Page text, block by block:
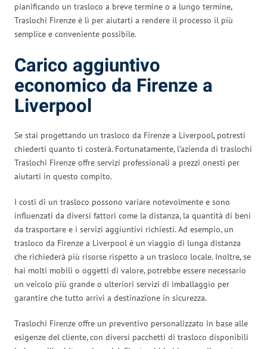
pianificando un trasloco a breve termine o a lungo termine,
Traslochi Firenze è lì per aiutarti a rendere il processo il più
semplice e conveniente possibile.
Carico aggiuntivo
economico da Firenze a
Liverpool
Se stai progettando un trasloco da Firenze a Liverpool, potresti
chiederti quanto ti costerà. Fortunatamente, l’azienda di traslochi
Traslochi Firenze offre servizi professionali a prezzi onesti per
aiutarti in questo compito.
I costi di un trasloco possono variare notevolmente e sono
influenzati da diversi fattori come la distanza, la quantità di beni
da trasportare e i servizi aggiuntivi richiesti. Ad esempio, un
trasloco da Firenze a Liverpool è un viaggio di lunga distanza
che richiederà più risorse rispetto a un trasloco locale. Inoltre, se
hai molti mobili o oggetti di valore, potrebbe essere necessario
un veicolo più grande o ulteriori servizi di imballaggio per
garantire che tutto arrivi a destinazione in sicurezza.
Traslochi Firenze offre un preventivo personalizzato in base alle
esigenze del cliente, con diversi pacchetti di trasloco disponibili